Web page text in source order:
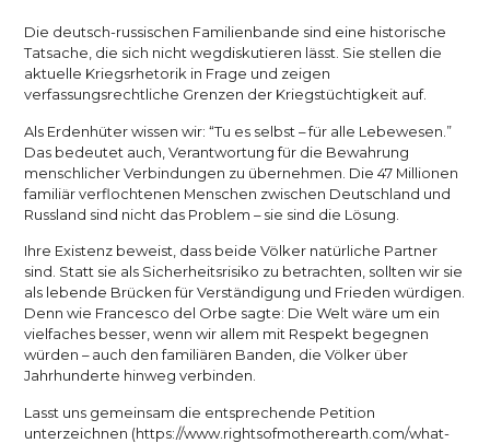
Die deutsch-russischen Familienbande sind eine historische
Tatsache, die sich nicht wegdiskutieren lässt. Sie stellen die
aktuelle Kriegsrhetorik in Frage und zeigen
verfassungsrechtliche Grenzen der Kriegstüchtigkeit auf.
Als Erdenhüter wissen wir: “Tu es selbst – für alle Lebewesen.”
Das bedeutet auch, Verantwortung für die Bewahrung
menschlicher Verbindungen zu übernehmen. Die 47 Millionen
familiär verflochtenen Menschen zwischen Deutschland und
Russland sind nicht das Problem – sie sind die Lösung.
Ihre Existenz beweist, dass beide Völker natürliche Partner
sind. Statt sie als Sicherheitsrisiko zu betrachten, sollten wir sie
als lebende Brücken für Verständigung und Frieden würdigen.
Denn wie Francesco del Orbe sagte: Die Welt wäre um ein
vielfaches besser, wenn wir allem mit Respekt begegnen
würden – auch den familiären Banden, die Völker über
Jahrhunderte hinweg verbinden.
Lasst uns gemeinsam die entsprechende Petition
unterzeichnen (https://www.rightsofmotherearth.com/what-